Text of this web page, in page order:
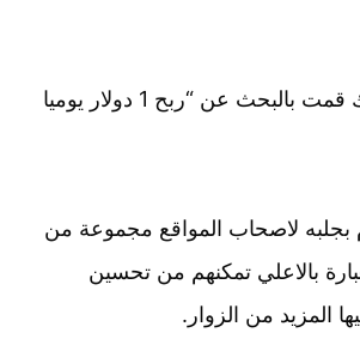
انت هنا مثلا لانك قمت بالبحث عن “ربح 1 دولار يوميا
لاصحاب المواقع مجموعة من
بالاعلي تمكنهم من تحسين
المزيد من الزوار.